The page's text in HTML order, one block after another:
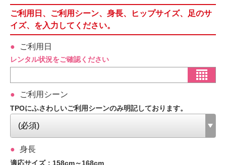
ご利用日、ご利用シーン、身長、ヒップサイズ、足のサ
イズ、を入力してください。
ご利用日
レンタル状況をご確認ください
ご利用シーン
TPOにふさわしいご利用シーンのみ明記しております。
身長
適応サイズ：158cm～168cm